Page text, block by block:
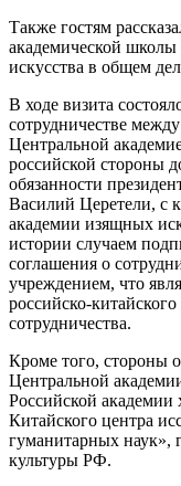
Также гостям
академической
искусства в общем
В ходе визита
сотрудничестве
Центральной
российской стороны
обязанности
Василий Церетели, с
академии изящных
истории случаем
соглашения о
учреждением, что
российско-
сотрудничества.
Кроме того, стороны
Центральной
Российской академии
Китайского центра
гуманитарных наук»,
культуры РФ.